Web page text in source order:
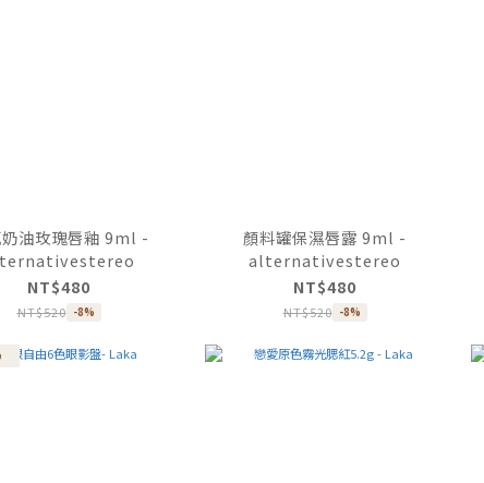
油玫瑰唇釉 9ml -
NT$480
NT$520 -8%
顏料罐保濕唇露 9ml -
alternativestereo
NT$480
NT$520 -8%